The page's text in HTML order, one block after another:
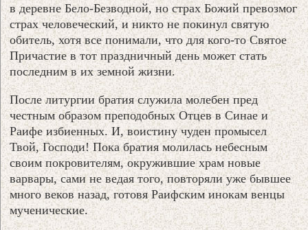
в деревне Бело-Безводной, но страх Божий превозмог
страх человеческий, и никто не покинул святую
обитель, хотя все понимали, что для кого-то Святое
Причастие в тот праздничный день может стать
последним в их земной жизни.
После литургии братия служила молебен пред
честным образом преподобных Отцев в Синае и
Раифе избиенных. И, воистину чуден промысел
Твой, Господи! Пока братия молилась небесным
своим покровителям, окружившие храм новые
варвары, сами не ведая того, повторяли уже бывшее
много веков назад, готовя Раифским инокам венцы
мученические.